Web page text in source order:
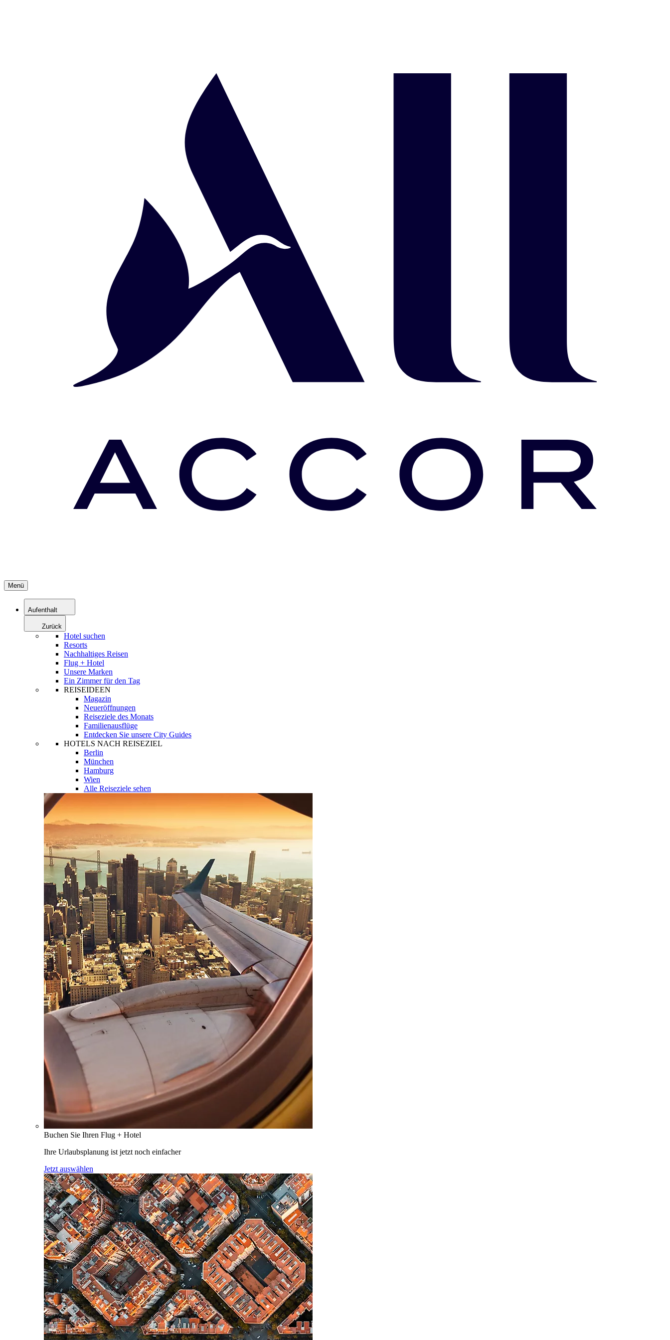
Menü
Aufenthalt
Zurück
Hotel suchen
Resorts
Nachhaltiges Reisen
Flug + Hotel
Unsere Marken
Ein Zimmer für den Tag
REISEIDEEN
Magazin
Neueröffnungen
Reiseziele des Monats
Familienausflüge
Entdecken Sie unsere City Guides
HOTELS NACH REISEZIEL
Berlin
München
Hamburg
Wien
Alle Reiseziele sehen
Buchen Sie Ihren Flug + Hotel
Ihre Urlaubsplanung ist jetzt noch einfacher
Jetzt auswählen